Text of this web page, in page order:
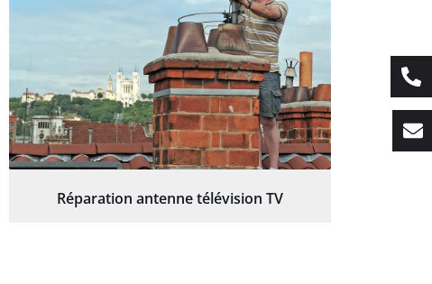
Réparation antenne télévision TV